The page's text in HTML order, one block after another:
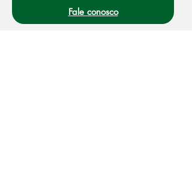
Fale conosco